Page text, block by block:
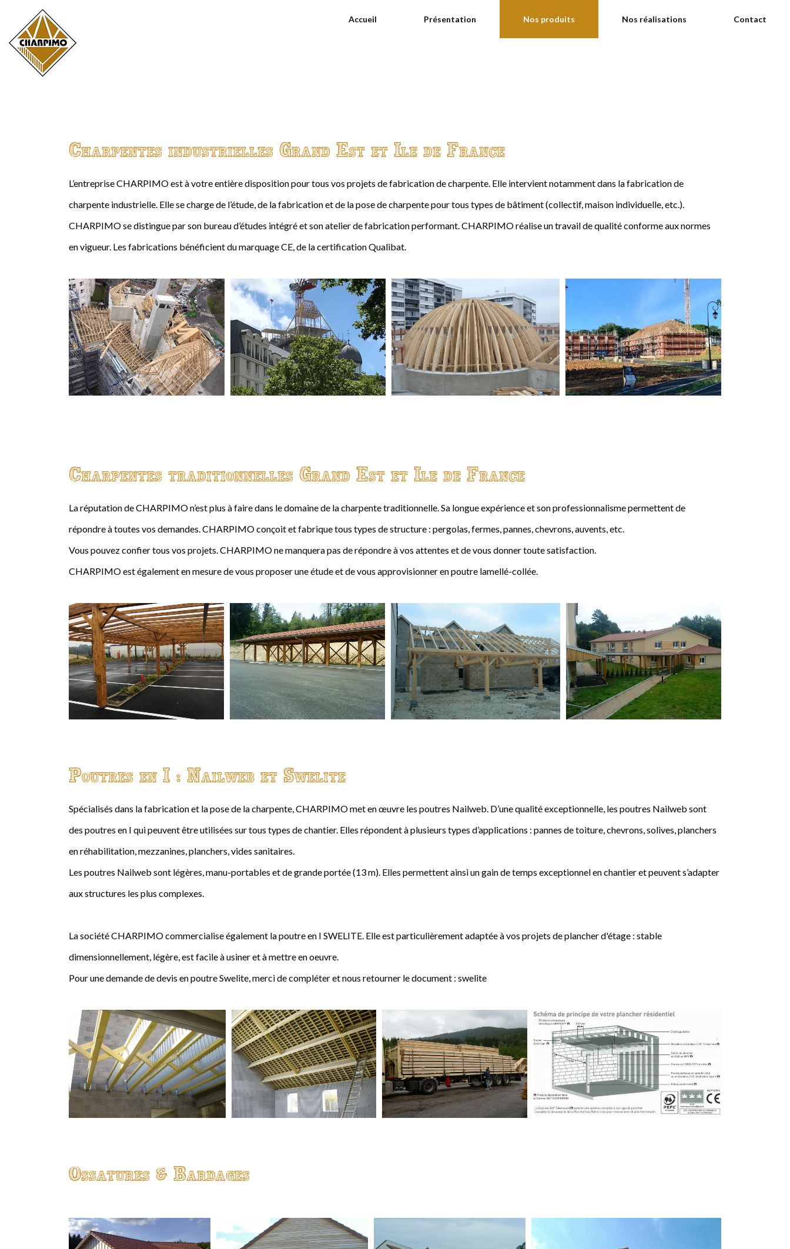
Accueil Présentation Nos produits Nos réalisations Contact
Charpentes industrielles Grand Est et Ile de France
L’entreprise CHARPIMO est à votre entière disposition pour tous vos projets de fabrication de charpente. Elle intervient notamment dans la fabrication de
charpente industrielle. Elle se charge de l’étude, de la fabrication et de la pose de charpente pour tous types de bâtiment (collectif, maison individuelle, etc.).
CHARPIMO se distingue par son bureau d’études intégré et son atelier de fabrication performant. CHARPIMO réalise un travail de qualité conforme aux normes
en vigueur. Les fabrications bénéficient du marquage CE, de la certification Qualibat.
Charpentes traditionnelles Grand Est et Ile de France
La réputation de CHARPIMO n’est plus à faire dans le domaine de la charpente traditionnelle. Sa longue expérience et son professionnalisme permettent de
répondre à toutes vos demandes. CHARPIMO conçoit et fabrique tous types de structure : pergolas, fermes, pannes, chevrons, auvents, etc.
Vous pouvez confier tous vos projets. CHARPIMO ne manquera pas de répondre à vos attentes et de vous donner toute satisfaction.
CHARPIMO est également en mesure de vous proposer une étude et de vous approvisionner en poutre lamellé-collée.
Poutres en I : Nailweb et Swelite
Spécialisés dans la fabrication et la pose de la charpente, CHARPIMO met en œuvre les poutres Nailweb. D’une qualité exceptionnelle, les poutres Nailweb sont
des poutres en I qui peuvent être utilisées sur tous types de chantier. Elles répondent à plusieurs types d’applications : pannes de toiture, chevrons, solives, planchers
en réhabilitation, mezzanines, planchers, vides sanitaires.
Les poutres Nailweb sont légères, manu-portables et de grande portée (13 m). Elles permettent ainsi un gain de temps exceptionnel en chantier et peuvent s’adapter
aux structures les plus complexes.
La société CHARPIMO commercialise également la poutre en I SWELITE. Elle est particulièrement adaptée à vos projets de plancher d'étage : stable
dimensionnellement, légère, est facile à usiner et à mettre en oeuvre.
Pour une demande de devis en poutre Swelite, merci de compléter et nous retourner le document : swelite
Ossatures & Bardages